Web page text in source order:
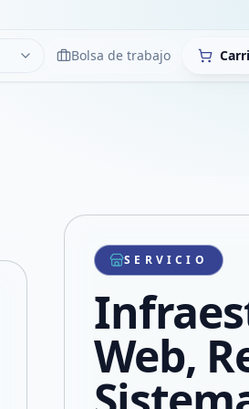
LimpiarBolsa de trabajo
Compartir producto
Compartir por WhatsApp
Compartir por mail
Compartir en Facebook
Compartir en X
SERVICIO
Web,